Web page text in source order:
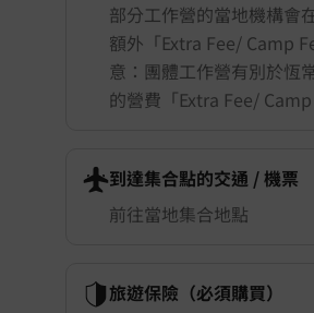
部分工作營的當地機構會
額外「Extra Fee/ Camp
意：團體工作營有別於恆
的營費「Extra Fee/
到達集合點的交通 ​/ 機票
前往當地集合地點
旅遊保險（必須購買）